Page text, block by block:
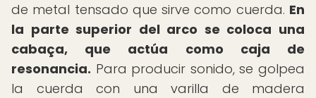
de metal tensado que sirve como cuerda. En
la parte superior del arco se coloca una
cabaça, que actúa como caja de
resonancia. Para producir sonido, se golpea
la cuerda con una varilla de madera